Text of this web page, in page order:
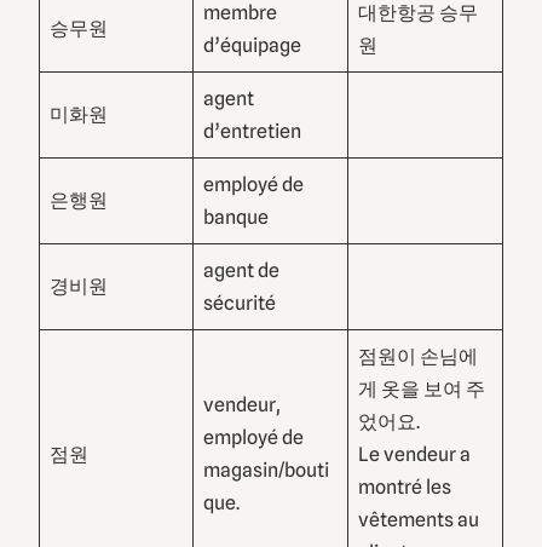
승무원
membre
d’équipage
대한항공 승무
원
미화원
agent
d’entretien
은행원
employé de
banque
경비원
agent de
sécurité
점원
vendeur,
employé de
magasin/bouti
que.
점원이 손님에
게 옷을 보여 주
었어요.
Le vendeur a
montré les
vêtements au